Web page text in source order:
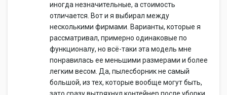
иногда незначительные, а стоимость
отличается. Вот и я выбирал между
несколькими фирмами. Варианты, которые я
рассматривал, примерно одинаковые по
функционалу, но всё-таки эта модель мне
понравилась ее меньшими размерами и более
легким весом. Да, пылесборник не самый
большой, из тех, которые вообще могут быть,